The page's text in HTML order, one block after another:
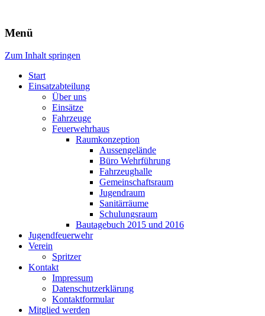
Freiwillige Feuerwehr Rodheim
v.d.H.
Menü
Zum Inhalt springen
Start
Einsatzabteilung
Über uns
Einsätze
Fahrzeuge
Feuerwehrhaus
Raumkonzeption
Aussengelände
Büro Wehrführung
Fahrzeughalle
Gemeinschaftsraum
Jugendraum
Sanitärräume
Schulungsraum
Bautagebuch 2015 und 2016
Jugendfeuerwehr
Verein
Spritzer
Kontakt
Impressum
Datenschutzerklärung
Kontaktformular
Mitglied werden